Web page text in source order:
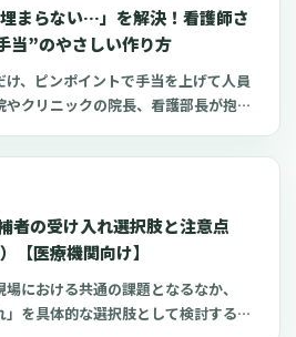
埋まらない…」を解決！看護師さ
当”のやさしい作り方
、ピンポイントで手当を上げて人員
クリニックの院長、看護部長が抱え
ク手当（変動手当）」という考え方
日本の医療機関の現実に合わせて、
、感染症の流行期など、本当に人手
する制度の設計方法と、現場が混乱
します。また、現場で聞かれることが
入の具体的なシステム実装や詳細な
ではなく、まずは制度を「理解」し、
者の受け入れ選択肢と注意点
【医療機関向け】
における共通の課題となるなか、
」を具体的な選択肢として検討する病